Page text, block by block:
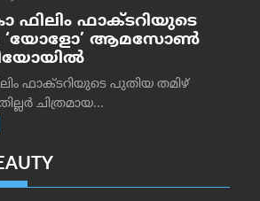
ഫിലിം ഫാക്ടറിയുടെ
‘യോളോ’ ആമസോൺ
ഫാക്ടറിയുടെ പുതിയ തമിഴ്
ചിത്രമായ...